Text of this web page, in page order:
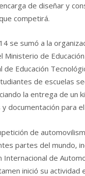
de diseñar y
competirá.
se sumó a la
Ministerio de
de Educación
de escuelas
la entrega de un
documentación para
de
partes del mundo,
Internacional de
inició su actividad